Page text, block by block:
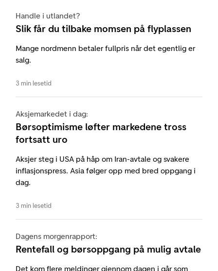
Handle i utlandet?
Slik får du tilbake momsen på flyplassen
Mange nordmenn betaler fullpris når det egentlig er
salg.
3 min lesetid
Aksjemarkedet i dag:
Børsoptimisme løfter markedene tross
fortsatt uro
Aksjer steg i USA på håp om Iran-avtale og svakere
inflasjonspress. Asia følger opp med bred oppgang i
dag.
3 min lesetid
Dagens morgenrapport:
Rentefall og børsoppgang på mulig avtale
Det kom flere meldinger gjennom dagen i går som